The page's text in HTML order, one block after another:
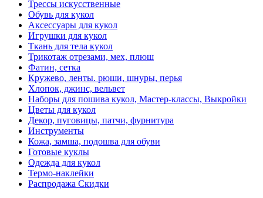
Трессы искусственные
Обувь для кукол
Аксессуары для кукол
Игрушки для кукол
Ткань для тела кукол
Трикотаж отрезами, мех, плюш
Фатин, сетка
Кружево, ленты. рюши, шнуры, перья
Хлопок, джинс, вельвет
Наборы для пошива кукол, Мастер-классы, Выкройки
Цветы для кукол
Декор, пуговицы, патчи, фурнитура
Инструменты
Кожа, замша, подошва для обуви
Готовые куклы
Одежда для кукол
Термо-наклейки
Распродажа Скидки